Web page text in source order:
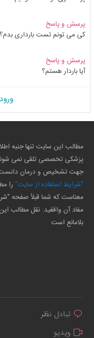
پرسش و پاسخ
کی می تونم تست بارداری بدم؟
پرسش و پاسخ
آیا باردار هستم؟
مطالب این سایت تنها جنبه
پزشکی تخصصی تلقی نمی شوند
جهت تشخیص و درمان دانست.
"شرایط استفاده از سایت" را
معناست که شما قبلاً صفحه
مفاد آن واقفید. نقل مطالب
بلامانع است
تبادل نظر
ویدیو